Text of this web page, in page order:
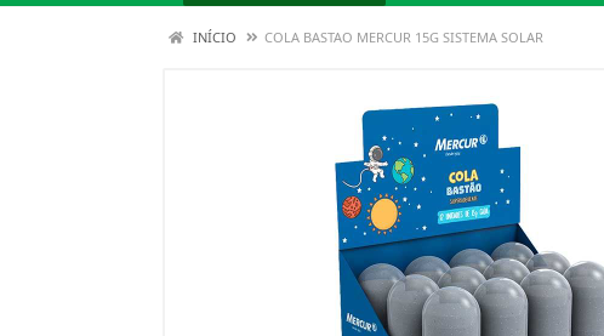
INÍCIO COLA BASTAO MERCUR 15G SISTEMA SOLAR